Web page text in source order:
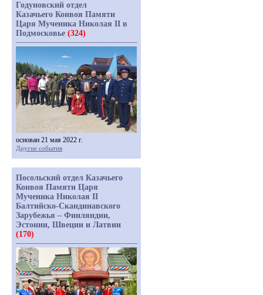
Годуновский отдел
Казачьего Конвоя Памяти
Царя Мученика Николая II в
Подмосковье (324)
основан 21 мая 2022 г.
Другие события
Посольский отдел Казачьего
Конвоя Памяти Царя
Мученика Николая II
Балтийско-Скандинавского
Зарубежья – Финляндии,
Эстонии, Швеции и Латвии
(170)